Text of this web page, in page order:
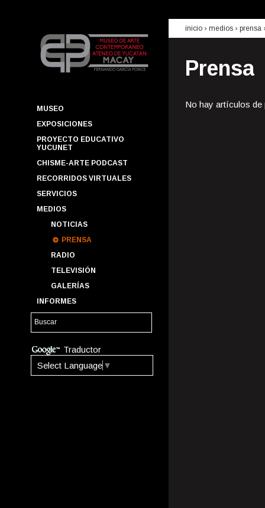
MUSEO
EXPOSICIONES
PROYECTO EDUCATIVO
YUCUNET
CHISME-ARTE PODCAST
RECORRIDOS VIRTUALES
SERVICIOS
MEDIOS
NOTICIAS
PRENSA
RADIO
TELEVISIÓN
GALERÍAS
INFORMES
Traductor
Select Language ▼
inicio › medios › prensa
Prensa
No hay artículos de